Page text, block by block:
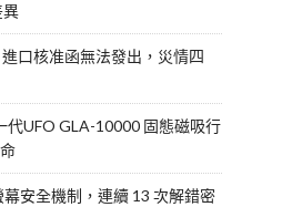
異
口核准函無法發出，災情四
代UFO GLA-10000 固態磁吸行
安全機制，連續 13 次解錯密